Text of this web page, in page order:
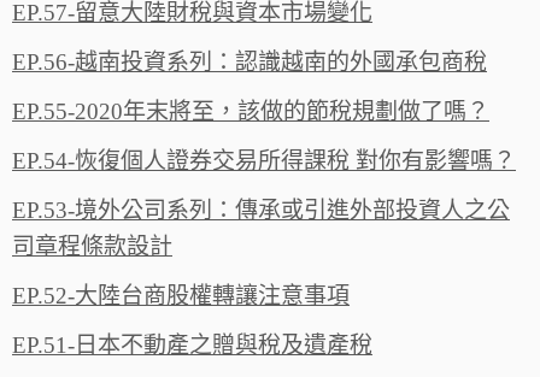
EP.57-留意大陸財稅與資本市場變化
EP.56-越南投資系列：認識越南的外國承包商稅
EP.55-2020年末將至，該做的節稅規劃做了嗎？
EP.54-恢復個人證券交易所得課稅 對你有影響嗎？
EP.53-境外公司系列：傳承或引進外部投資人之公
司章程條款設計
EP.52-大陸台商股權轉讓注意事項
EP.51-日本不動產之贈與稅及遺產稅